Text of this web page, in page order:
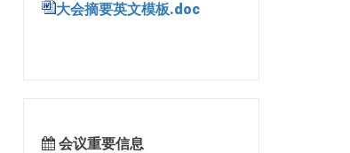
大会摘要英文模板.doc
会议重要信息